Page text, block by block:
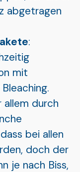
abgetragen
:
mit
durch
bei allen
doch der
je nach Biss,